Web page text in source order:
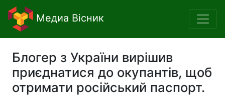
Медиа Вісник
Блогер з України вирішив
приєднатися до окупантів, щоб
отримати російський паспорт.